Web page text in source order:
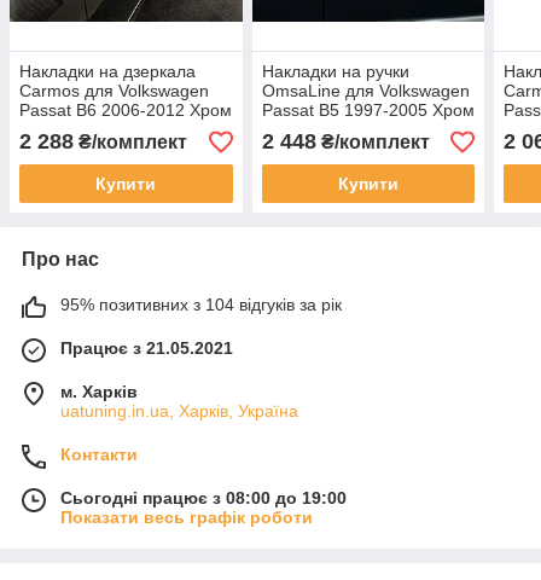
Накладки на дзеркала
Carmos для Volkswagen
Passat B6 2006-2012 Хром
дзеркал Фольксваген
Пасат Б6 2шт
2 288 ₴/комплект
Купити
Накладки на ручки
OmsaLine для Volkswagen
Passat B5 1997-2005 Хром
ручок Фольксваген Пассат
Б5 4шт
2 448₴/комплект
Купити
2
Про нас
95% позитивних з 104 відгуків за рік
Працює з 21.05.2021
м. Харків
uatuning.in.ua, Харків, Україна
Контакти
Сьогодні працює з 08:00 до 19:00
Показати весь графік роботи